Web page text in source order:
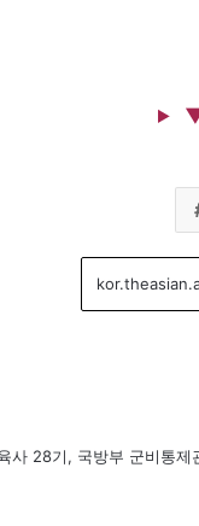
사 28기, 국방부 군비통제